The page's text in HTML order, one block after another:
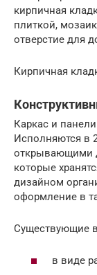
кирпичная
плиткой,
отверстие для
Кирпичная
Каркас и
Исполняются в
открывающими
которые
дизайном
оформление в
Существующие
в виде